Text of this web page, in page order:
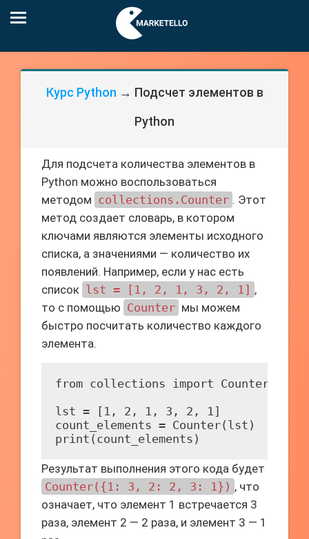
Курс Python → Подсчет элементов в
Python
Для подсчета количества элементов в
Python можно воспользоваться
методом collections.Counter . Этот
метод создает словарь, в котором
ключами являются элементы исходного
списка, а значениями — количество их
появлений. Например, если у нас есть
список lst = [1, 2, 1, 3, 2, 1] ,
то с помощью Counter мы можем
быстро посчитать количество каждого
элемента.
from collections import Counter
lst = [1, 2, 1, 3, 2, 1]
count_elements = Counter(lst)
Результат выполнения этого кода будет
Counter({1: 3, 2: 2, 3: 1}) , что
означает, что элемент 1 встречается 3
раза, элемент 2 — 2 раза, и элемент 3 — 1